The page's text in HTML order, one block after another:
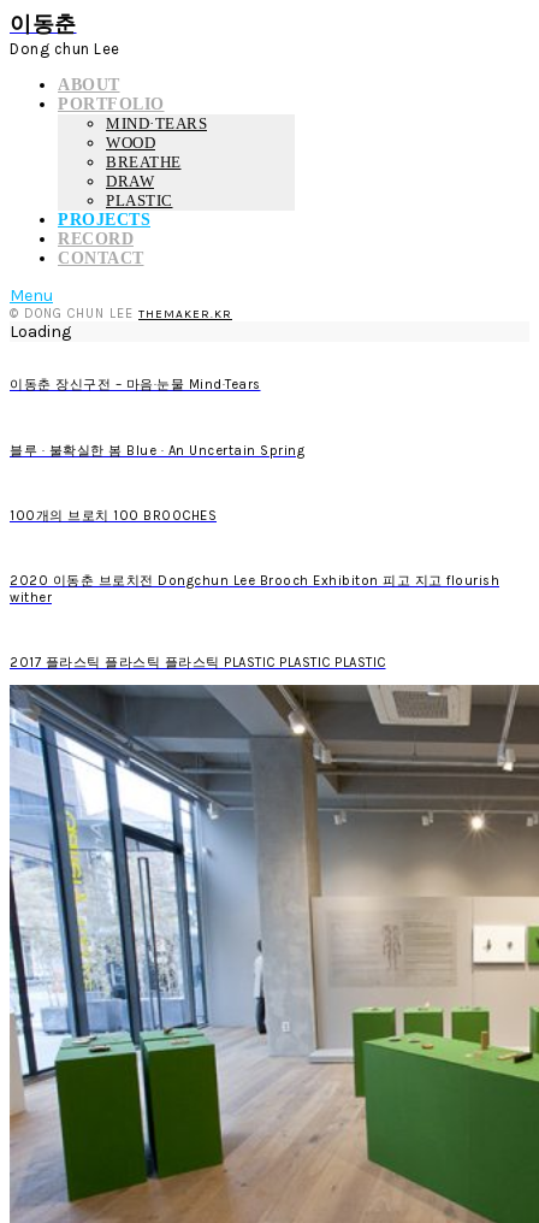
이동춘
Dong chun Lee
ABOUT
PORTFOLIO
MIND·TEARS
WOOD
BREATHE
DRAW
PLASTIC
PROJECTS
RECORD
CONTACT
Menu
© DONG CHUN LEE THEMAKER.KR
Loading
이동춘 장신구전 – 마음·눈물 Mind·Tears
블루 · 불확실한 봄 Blue · An Uncertain Spring
100개의 브로치 100 BROOCHES
2020 이동춘 브로치전 Dongchun Lee Brooch Exhibiton 피고 지고 flourish
wither
2017 플라스틱 플라스틱 플라스틱 PLASTIC PLASTIC PLASTIC